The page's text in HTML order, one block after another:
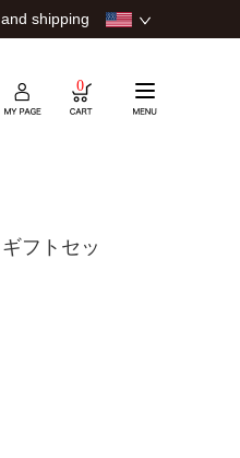
shipping
0
フトセッ